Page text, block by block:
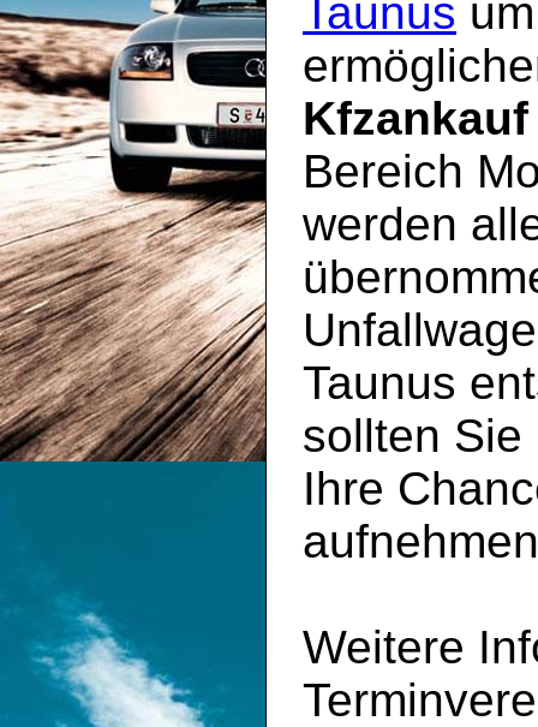
Taunus
Kfzankauf
Bereich
werden
Taunus
sollten Sie
Ihre
Weitere